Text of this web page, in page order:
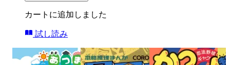
カートに追加しました
試し読み